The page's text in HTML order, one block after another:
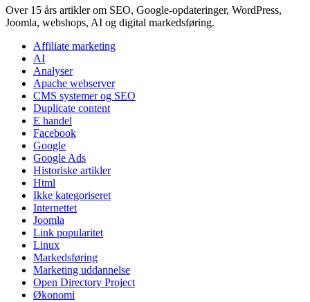
Over 15 års artikler om SEO, Google-opdateringer, WordPress,
Joomla, webshops, AI og digital markedsføring.
Affiliate marketing
AI
Analyser
Apache webserver
CMS systemer og SEO
Duplicate content
E handel
Facebook
Google
Google Ads
Historiske artikler
Html
Ikke kategoriseret
Internettet
Joomla
Link popularitet
Linux
Markedsføring
Marketing uddannelse
Open Directory Project
Økonomi